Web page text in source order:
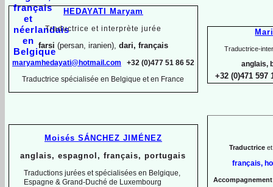
Traductrice-
anglais,
+32 (0)471 597
Traductriceet
français,
HEDAYATI Maryam
Traductrice et interprète jurée
farsi (persan, iranien), dari, français
maryamhedayati@hotmail.com +32 (0)477 51 86 52
Traductrice spécialisée en Belgique et en France
Moisés SÁNCHEZ JIMÉNEZ
anglais, espagnol, français, portugais
Traductions jurées et spécialisées en Belgique,
Espagne & Grand-Duché de Luxembourg